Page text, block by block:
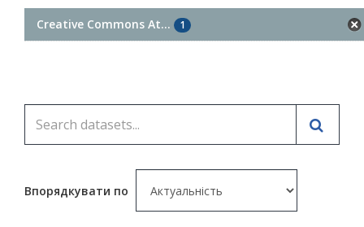
Creative Commons At... 1
Впорядкувати по